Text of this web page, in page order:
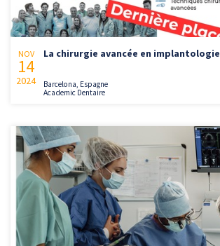
NOV
14
2024
La chirurgie avancée en implantologie
Barcelona, Espagne
Academic Dentaire